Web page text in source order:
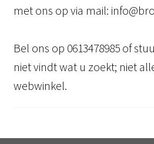
met ons op via mail:
Bel ons op 0613478985 of
niet vindt wat u zoekt; niet
webwinkel.